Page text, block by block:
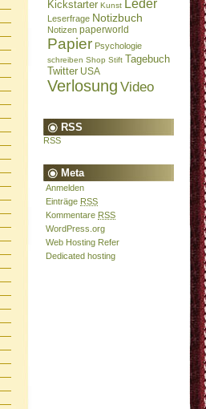
Kickstarter Kunst Leder
Leserfrage Notizbuch
Notizen paperworld
Papier Psychologie
schreiben Shop Stift Tagebuch
Twitter USA
Verlosung Video
RSS
RSS
Meta
Anmelden
Einträge RSS
Kommentare RSS
WordPress.org
Web Hosting Refer
Dedicated hosting